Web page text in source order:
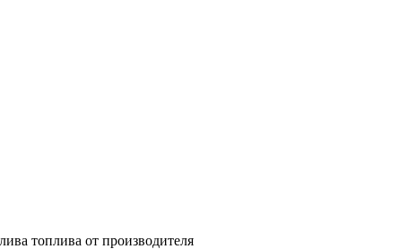
топлива от производителя